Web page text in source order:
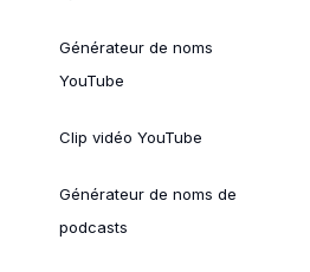
Générateur de noms
YouTube
Clip vidéo YouTube
Générateur de noms de
podcasts